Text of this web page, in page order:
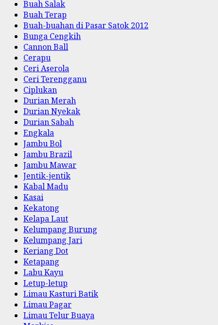
Buah Salak
Buah Terap
Buah-buahan di Pasar Satok 2012
Bunga Cengkih
Cannon Ball
Cerapu
Ceri Aserola
Ceri Terengganu
Ciplukan
Durian Merah
Durian Nyekak
Durian Sabah
Engkala
Jambu Bol
Jambu Brazil
Jambu Mawar
Jentik-jentik
Kabal Madu
Kasai
Kekatong
Kelapa Laut
Kelumpang Burung
Kelumpang Jari
Keriang Dot
Ketapang
Labu Kayu
Letup-letup
Limau Kasturi Batik
Limau Pagar
Limau Telur Buaya